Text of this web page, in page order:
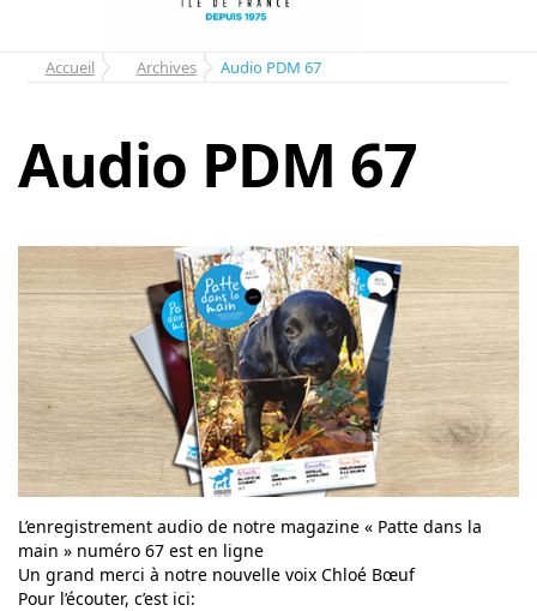
Accueil Archives Audio PDM 67
Audio PDM 67
L’enregistrement audio de notre magazine « Patte dans la
main » numéro 67 est en ligne
Un grand merci à notre nouvelle voix Chloé Bœuf
Pour l’écouter, c’est ici: